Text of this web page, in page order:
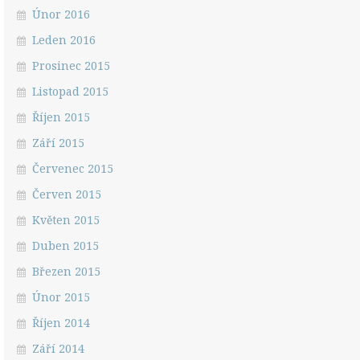
Únor 2016
Leden 2016
Prosinec 2015
Listopad 2015
Říjen 2015
Září 2015
Červenec 2015
Červen 2015
Květen 2015
Duben 2015
Březen 2015
Únor 2015
Říjen 2014
Září 2014